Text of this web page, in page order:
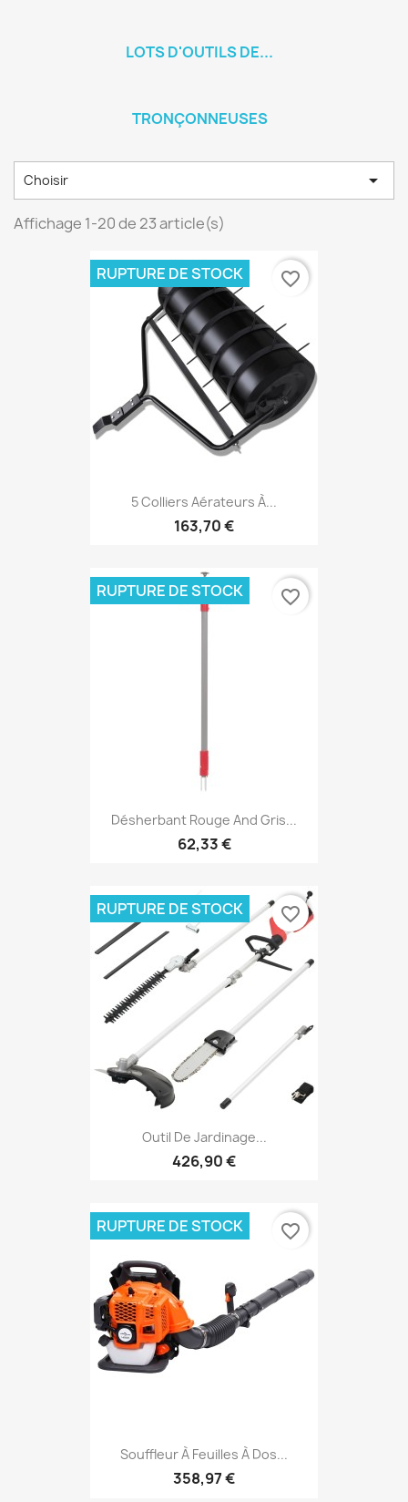
LOTS D'OUTILS DE...
TRONÇONNEUSES
Choisir 
Affichage 1-20 de 23 article(s)
5 Colliers Aérateurs À...
163,70 €
RUPTURE DE STOCK favorite_border
Désherbant Rouge And Gris...
62,33 €
RUPTURE DE STOCK favorite_border
Outil De Jardinage...
426,90 €
RUPTURE DE STOCK favorite_border
Souffleur À Feuilles À Dos...
358,97 €
RUPTURE DE STOCK favorite_border